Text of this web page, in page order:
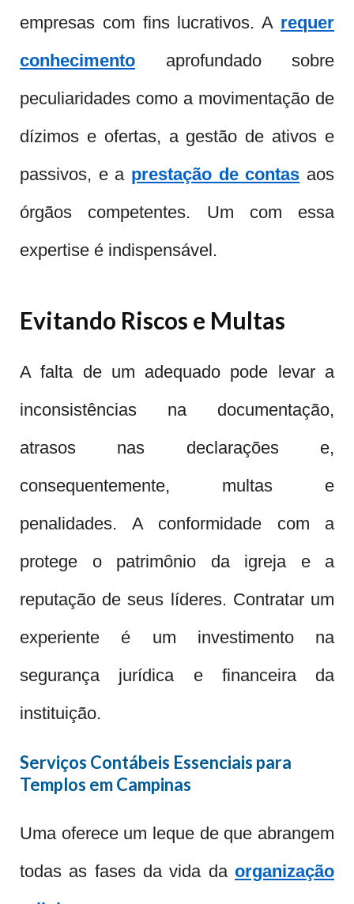
empresas com fins lucrativos. A requer
conhecimento aprofundado sobre
peculiaridades como a movimentação de
dízimos e ofertas, a gestão de ativos e
passivos, e a prestação de contas aos
órgãos competentes. Um com essa
expertise é indispensável.
Evitando Riscos e Multas
A falta de um adequado pode levar a
inconsistências na documentação,
atrasos nas declarações e,
consequentemente, multas e
penalidades. A conformidade com a
protege o patrimônio da igreja e a
reputação de seus líderes. Contratar um
experiente é um investimento na
segurança jurídica e financeira da
instituição.
Serviços Contábeis Essenciais para
Templos em Campinas
Uma oferece um leque de que abrangem
todas as fases da vida da organização